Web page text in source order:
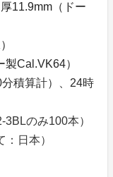
11.9mm（ドー
Cal.VK64）
積算計）、24時
のみ100本）
日本）